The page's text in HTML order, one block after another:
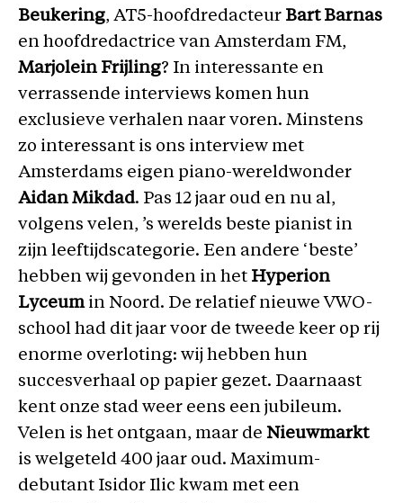
Beukering, AT5-hoofdredacteur Bart Barnas
en hoofdredactrice van Amsterdam FM,
Marjolein Frijling? In interessante en
verrassende interviews komen hun
exclusieve verhalen naar voren. Minstens
zo interessant is ons interview met
Amsterdams eigen piano-wereldwonder
Aidan Mikdad. Pas 12 jaar oud en nu al,
volgens velen, ’s werelds beste pianist in
zijn leeftijdscategorie. Een andere ‘beste’
hebben wij gevonden in het Hyperion
Lyceumin Noord. De relatief nieuwe VWO-
school had dit jaar voor de tweede keer op rij
enorme overloting: wij hebben hun
succesverhaal op papier gezet. Daarnaast
kent onze stad weer eens een jubileum.
Velen is het ontgaan, maar de Nieuwmarkt
is welgeteld 400 jaar oud. Maximum-
debutant Isidor Ilic kwam met een